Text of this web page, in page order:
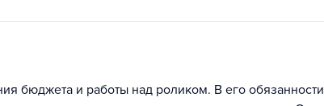
бюджета и работы над роликом. В его обязанности